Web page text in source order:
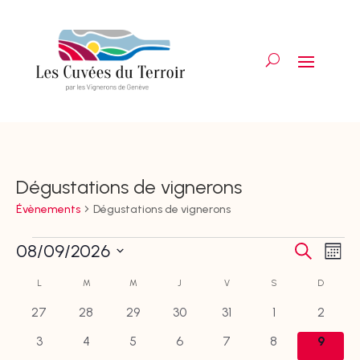
Dégustations de vignerons
Évènements Dégustations de vignerons
Évènements
vues
Recherche
de
Mois
08/09/2026
Sélectionnez
Calendrier
de
LLUNDI M M MERCREDIJ VVENDREDISSAMEDI D
0
27
0
28
0
29
0
30
0
31
0
évènements
1
0
2
0
3
0
4
0
5
0
6
0
7
0
8
0
9